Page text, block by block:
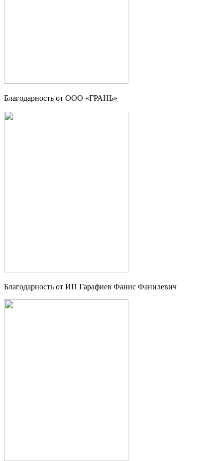
Благодарность от OOO «ГРАНЬ»
Благодарность от ИП Гарафиев Фанис Фанилевич